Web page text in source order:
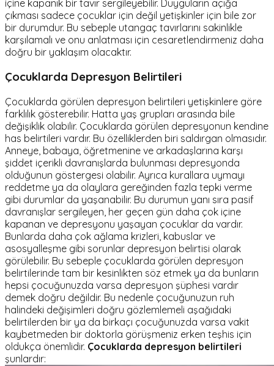
içine kapanık bir tavır sergileyebilir. Duyguların açığa
çıkması sadece çocuklar için değil yetişkinler için bile zor
bir durumdur. Bu sebeple utangaç tavırlarını sakinlikle
karşılamalı ve onu anlatması için cesaretlendirmeniz daha
doğru bir yaklaşım olacaktır.
Çocuklarda Depresyon Belirtileri
Çocuklarda görülen depresyon belirtileri yetişkinlere göre
farklılık gösterebilir. Hatta yaş grupları arasında bile
değişiklik olabilir. Çocuklarda görülen depresyonun kendine
has belirtileri vardır. Bu özelliklerden biri saldırgan olmasıdır.
Anneye, babaya, öğretmenine ve arkadaşlarına karşı
şiddet içerikli davranışlarda bulunması depresyonda
olduğunun göstergesi olabilir. Ayrıca kurallara uymayı
reddetme ya da olaylara gereğinden fazla tepki verme
gibi durumlar da yaşanabilir. Bu durumun yanı sıra pasif
davranışlar sergileyen, her geçen gün daha çok içine
kapanan ve depresyonu yaşayan çocuklar da vardır.
Bunlarda daha çok ağlama krizleri, kabuslar ve
asosyalleşme gibi sorunlar depresyon belirtisi olarak
görülebilir. Bu sebeple çocuklarda görülen depresyon
belirtilerinde tam bir kesinlikten söz etmek ya da bunların
hepsi çocuğunuzda varsa depresyon şüphesi vardır
demek doğru değildir. Bu nedenle çocuğunuzun ruh
halindeki değişimleri doğru gözlemlemeli aşağıdaki
belirtilerden bir ya da birkaçı çocuğunuzda varsa vakit
kaybetmeden bir doktorla görüşmeniz erken teşhis için
oldukça önemlidir. Çocuklarda depresyon belirtileri
şunlardır: